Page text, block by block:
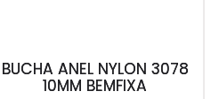
BUCHA ANEL NYLON 3078
10MM BEMFIXA